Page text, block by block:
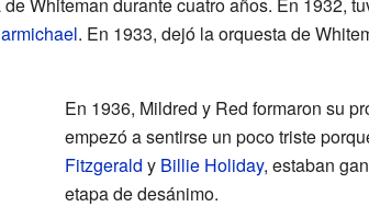
. En 1933, dejó la orquesta de
En 1936, Mildred y Red formaron su
empezó a sentirse un poco triste
Fitzgerald y Billie Holiday, estaban
etapa de desánimo.